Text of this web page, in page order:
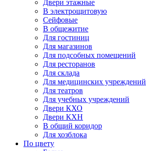
Двери этажные
В электрощитовую
Сейфовые
В общежитие
Для гостиниц
Для магазинов
Для подсобных помещений
Для ресторанов
Для склада
Для медицинских учреждений
Для театров
Для учебных учреждений
Двери КХО
Двери КХН
В общий коридор
Для хозблока
По цвету